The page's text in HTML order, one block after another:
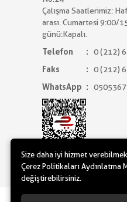
Çalışma Saatlerimiz:
arası. Cumartesi 9:00/
günü:Kapalı.
Telefon
0 (212)
Faks
0 (212)
WhatsApp
Size daha iyi hizmet
Çerez Politikaları Aydınlatma
değiştirebilirsiniz.